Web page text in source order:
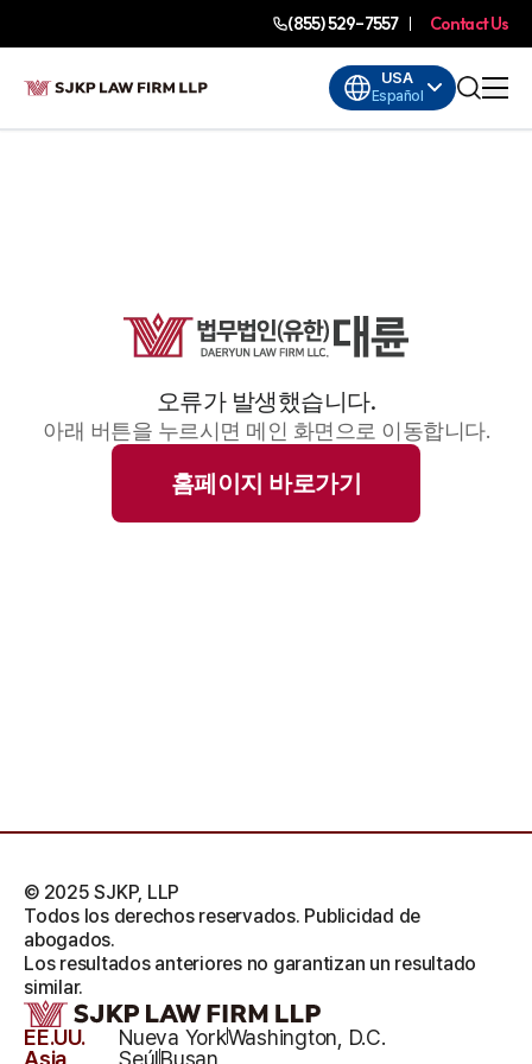
(855) 529-7557 Contact Us
USA
Español
오류가 발생했습니다.
아래 버튼을 누르시면 메인 화면으로 이동합니다.
홈페이지 바로가기
EE.UU. Nueva YorkWashington, D.C.
© 2025 SJKP, LLP
Todos los derechos reservados. Publicidad de
abogados.
Los resultados anteriores no garantizan un resultado
similar.